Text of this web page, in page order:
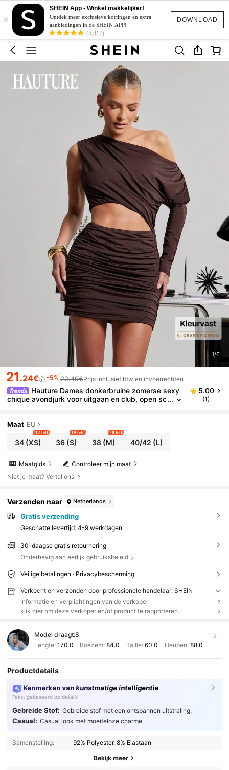
DOWNLOAD
×
SHEIN App - Winkel makkelijker!
Ontdek meer exclusieve kortingen en extra
aanbiedingen in de SHEIN APP!
(5,417)
1/6
21 .24€ -5% 22.49€Prijs inclusief btw en invoerrechten
Hauture Dames donkerbruine zomerse sexy
chique avondjurk voor uitgaan en club, open sc
5.00
(1)
Maat EU
34(XS)
12 left
36 (S)
19 left
38(M)
20 left
40/42 (L)
Controleer mijn maat
Maatgids
Niet je maat? Vertel ons
Verzenden naar Netherlands
Gratis verzending
Geschatte levertijd: 4-9 werkdagen
30-daagse gratis retournering
Onderhevig aan eerlijk gebruiksbeleid
Veilige betalingen · Privacybescherming
Verkocht en verzonden door professionele handelaar: SHEIN
Informatie en verplichtingen van de verkoper
klik hier om deze verkoper en/of product te rapporteren.
Model draagt:S
Lengte: 170.0 Boezem:84.0 Taille: 60.0 Heupen: 88.0
Productdetails
Kenmerken van kunstmatige intelligentie
Tekst gebaseerd op details
Gebreide Stof: Gebreide stof met een ontspannen uitstraling.
Casual: Casual look met moeiteloze charme.
Samenstelling: 92% Polyester, 8% Elastaan
Bekijk meer